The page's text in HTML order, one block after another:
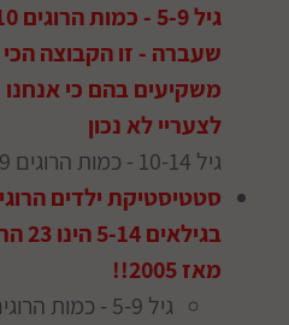
שעברה - זו הקבוצה
משקיעים בהם כי
לצעריי לא נכון
גיל 10-14 - כמות הרוגים 9
מאז 2005!!
גיל 5-9 - כמות הרוגים 8